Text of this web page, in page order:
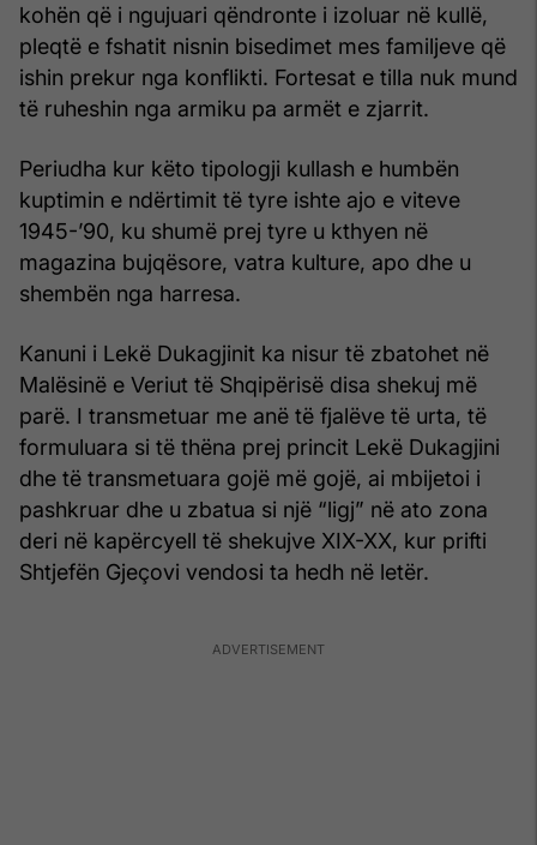
kohën që i ngujuari qëndronte i izoluar në kullë,
pleqtë e fshatit nisnin bisedimet mes familjeve që
ishin prekur nga konflikti. Fortesat e tilla nuk mund
të ruheshin nga armiku pa armët e zjarrit.
Periudha kur këto tipologji kullash e humbën
kuptimin e ndërtimit të tyre ishte ajo e viteve
1945-’90, ku shumë prej tyre u kthyen në
magazina bujqësore, vatra kulture, apo dhe u
shembën nga harresa.
Kanuni i Lekë Dukagjinit ka nisur të zbatohet në
Malësinë e Veriut të Shqipërisë disa shekuj më
parë. I transmetuar me anë të fjalëve të urta, të
formuluara si të thëna prej princit Lekë Dukagjini
dhe të transmetuara gojë më gojë, ai mbijetoi i
pashkruar dhe u zbatua si një “ligj” në ato zona
deri në kapërcyell të shekujve XIX-XX, kur prifti
Shtjefën Gjeçovi vendosi ta hedh në letër.